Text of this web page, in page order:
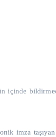
içinde
imza taşıyan